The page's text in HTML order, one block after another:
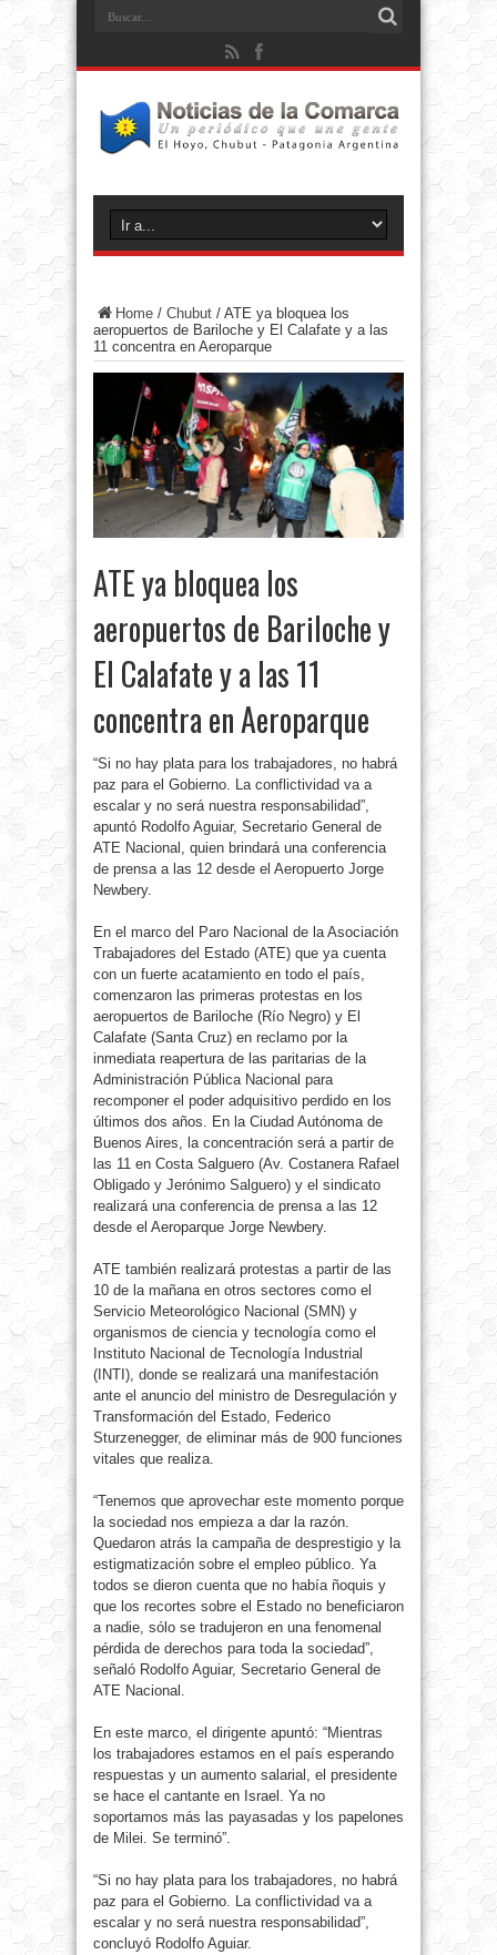
Home / Chubut / ATE ya bloquea los
aeropuertos de Bariloche y El Calafate y a las
11 concentra en Aeroparque
ATE ya bloquea los
aeropuertos de Bariloche y
El Calafate y a las 11
concentra en Aeroparque
“Si no hay plata para los trabajadores, no habrá
paz para el Gobierno. La conflictividad va a
escalar y no será nuestra responsabilidad”,
apuntó Rodolfo Aguiar, Secretario General de
ATE Nacional, quien brindará una conferencia
de prensa a las 12 desde el Aeropuerto Jorge
Newbery.
En el marco del Paro Nacional de la Asociación
Trabajadores del Estado (ATE) que ya cuenta
con un fuerte acatamiento en todo el país,
comenzaron las primeras protestas en los
aeropuertos de Bariloche (Río Negro) y El
Calafate (Santa Cruz) en reclamo por la
inmediata reapertura de las paritarias de la
Administración Pública Nacional para
recomponer el poder adquisitivo perdido en los
últimos dos años. En la Ciudad Autónoma de
Buenos Aires, la concentración será a partir de
las 11 en Costa Salguero (Av. Costanera Rafael
Obligado y Jerónimo Salguero) y el sindicato
realizará una conferencia de prensa a las 12
desde el Aeroparque Jorge Newbery.
ATE también realizará protestas a partir de las
10 de la mañana en otros sectores como el
Servicio Meteorológico Nacional (SMN) y
organismos de ciencia y tecnología como el
Instituto Nacional de Tecnología Industrial
(INTI), donde se realizará una manifestación
ante el anuncio del ministro de Desregulación y
Transformación del Estado, Federico
Sturzenegger, de eliminar más de 900 funciones
vitales que realiza.
“Tenemos que aprovechar este momento porque
la sociedad nos empieza a dar la razón.
Quedaron atrás la campaña de desprestigio y la
estigmatización sobre el empleo público. Ya
todos se dieron cuenta que no había ñoquis y
que los recortes sobre el Estado no beneficiaron
a nadie, sólo se tradujeron en una fenomenal
pérdida de derechos para toda la sociedad”,
señaló Rodolfo Aguiar, Secretario General de
ATE Nacional.
En este marco, el dirigente apuntó: “Mientras
los trabajadores estamos en el país esperando
respuestas y un aumento salarial, el presidente
se hace el cantante en Israel. Ya no
soportamos más las payasadas y los papelones
de Milei. Se terminó”.
“Si no hay plata para los trabajadores, no habrá
paz para el Gobierno. La conflictividad va a
escalar y no será nuestra responsabilidad”,
concluyó Rodolfo Aguiar.